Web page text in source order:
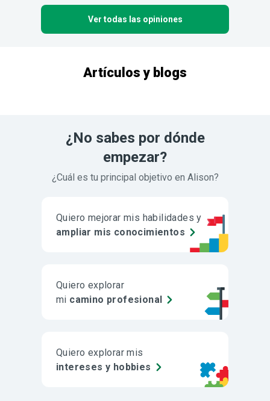
Ver todas las opiniones
Artículos y blogs
¿No sabes por dónde
empezar?
¿Cuál es tu principal objetivo en Alison?
Quiero mejorar mis habilidades y
ampliar mis conocimientos
Quiero explorar
mi camino profesional
Quiero explorar mis
intereses y hobbies